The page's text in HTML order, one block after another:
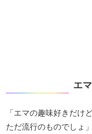
エ
「エマの趣味好きだけ
ただ流行のものでしょ